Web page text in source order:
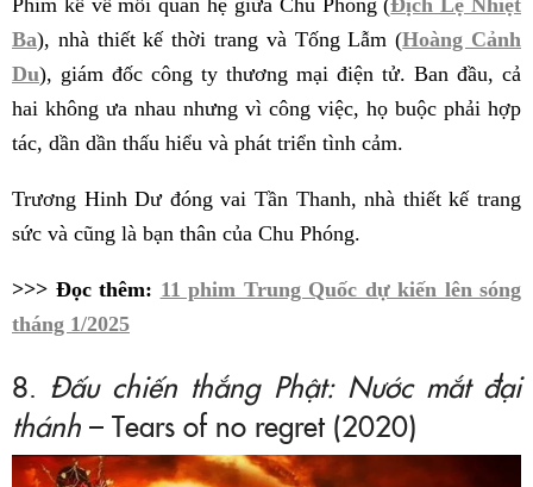
Phim kể về mối quan hệ giữa Chu Phóng (Địch Lệ Nhiệt
Ba), nhà thiết kế thời trang và Tống Lẫm (Hoàng Cảnh
Du), giám đốc công ty thương mại điện tử. Ban đầu, cả
hai không ưa nhau nhưng vì công việc, họ buộc phải hợp
tác, dần dần thấu hiểu và phát triển tình cảm.
Trương Hinh Dư đóng vai Tần Thanh, nhà thiết kế trang
sức và cũng là bạn thân của Chu Phóng.
>>> Đọc thêm: 11 phim Trung Quốc dự kiến lên sóng
tháng 1/2025
8. Đấu chiến thắng Phật: Nước mắt đại
thánh – Tears of no regret (2020)